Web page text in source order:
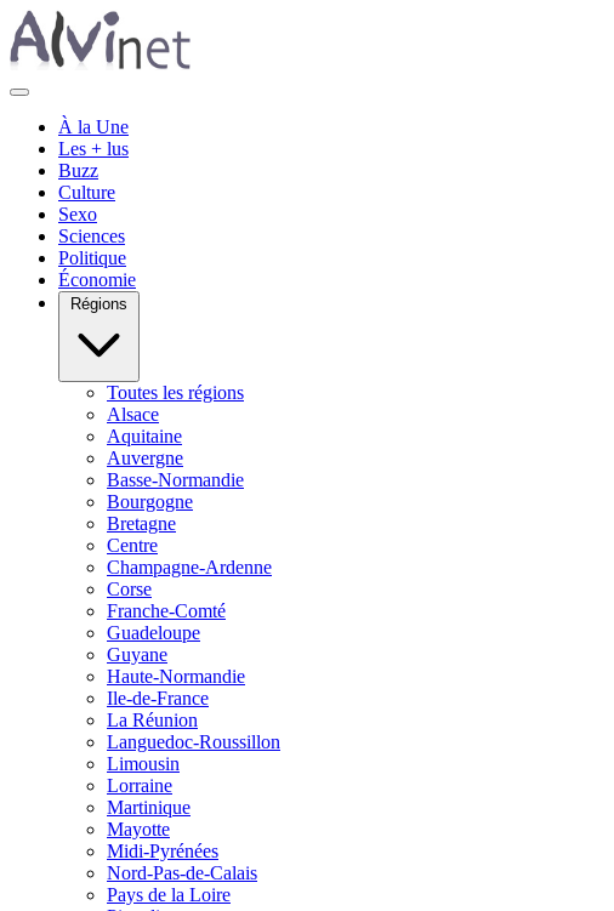
À la Une
Les + lus
Buzz
Culture
Sexo
Sciences
Politique
Économie
Régions
Toutes les régions
Alsace
Aquitaine
Auvergne
Basse-Normandie
Bourgogne
Bretagne
Centre
Champagne-Ardenne
Corse
Franche-Comté
Guadeloupe
Guyane
Haute-Normandie
Ile-de-France
La Réunion
Languedoc-Roussillon
Limousin
Lorraine
Martinique
Mayotte
Midi-Pyrénées
Nord-Pas-de-Calais
Pays de la Loire